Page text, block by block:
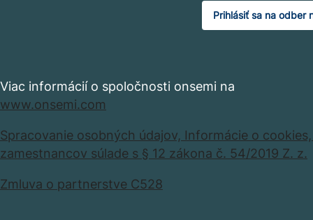
Prihlásiť sa na odber
Viac informácií o spoločnosti onsemi na
www.onsemi.com
Spracovanie osobných údajov, Informácie o
zamestnancov súlade s § 12 zákona č. 54/2019 Z. z.
Zmluva o partnerstve C528